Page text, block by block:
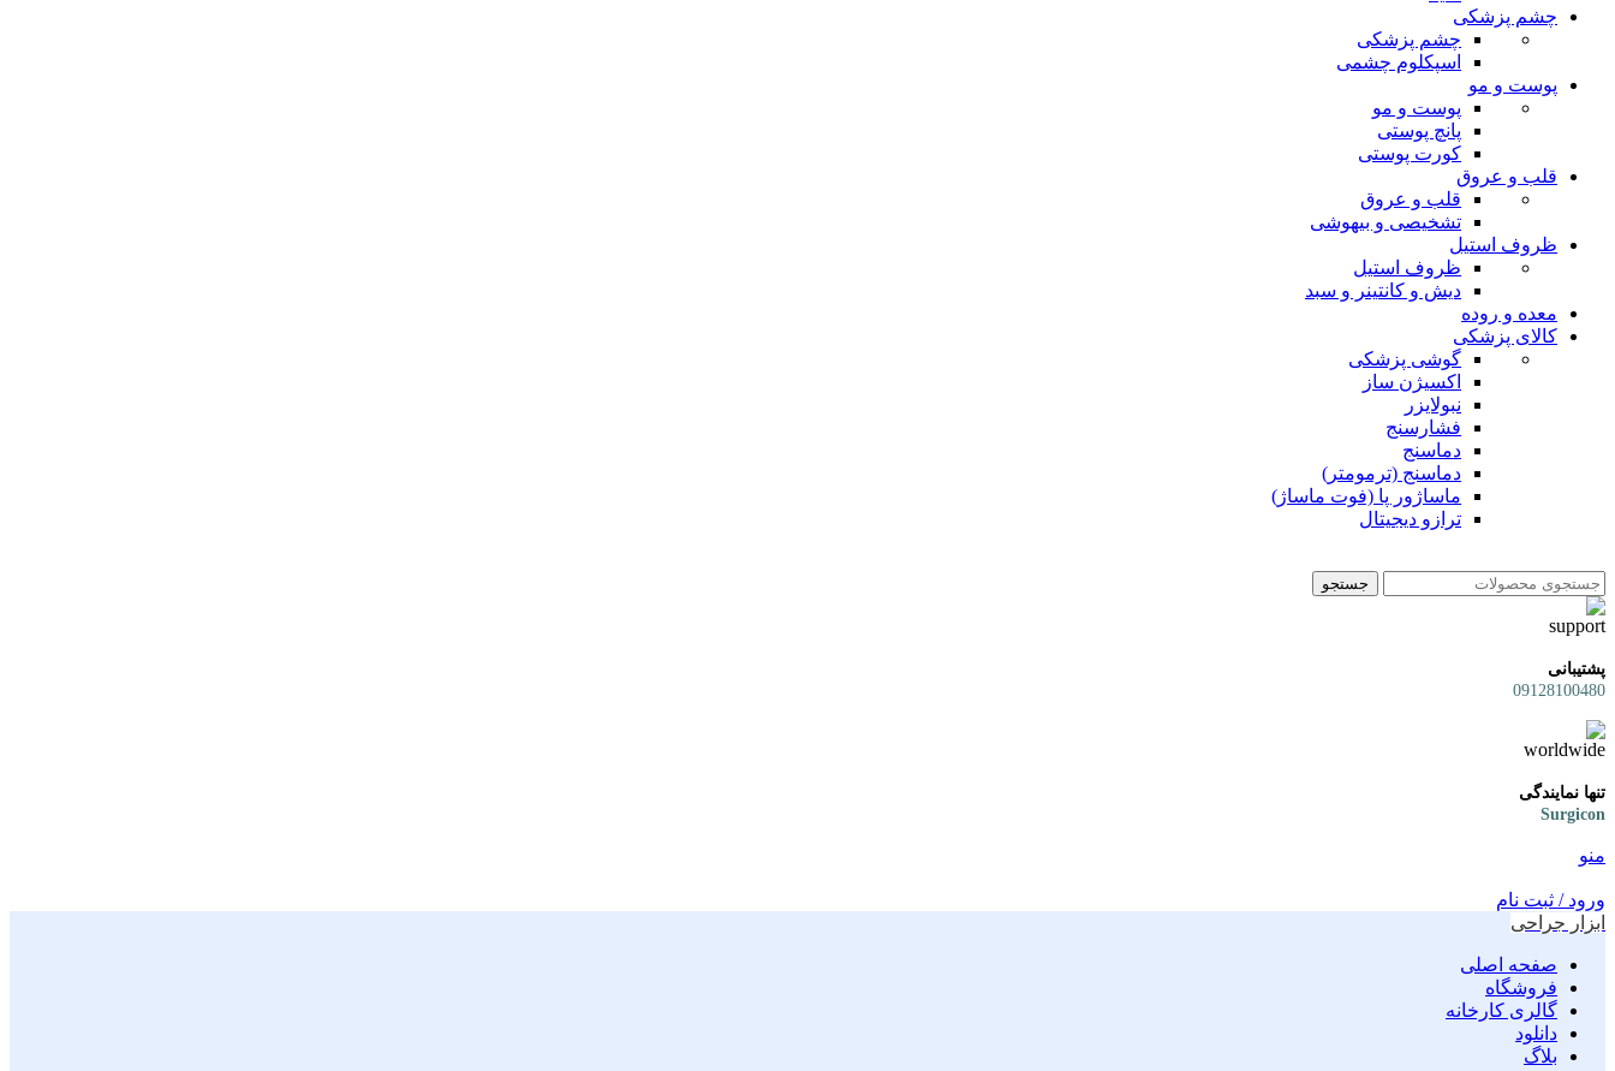
چشم پزشکی
چشم پزشکی
اسپکلوم چشمی
پوست و مو
پوست و مو
پانچ پوستی
کورت پوستی
قلب و عروق
قلب و عروق
تشخیصی و بیهوشی
ظروف استیل
ظروف استیل
دیش و کانتینر و سبد
معده و روده
کالای پزشکی
گوشی پزشکی
اکسیژن ساز
نبولایزر
فشارسنج
دماسنج
دماسنج (ترمومتر)
ماساژور پا (فوت ماساژ)
ترازو دیجیتال
جستجو
پشتیبانی
09128100480
تنها نمایندگی
Surgicon
منو
ورود / ثبت نام
ابزار جراحی
صفحه اصلی
فروشگاه
گالری کارخانه
دانلود
بلاگ